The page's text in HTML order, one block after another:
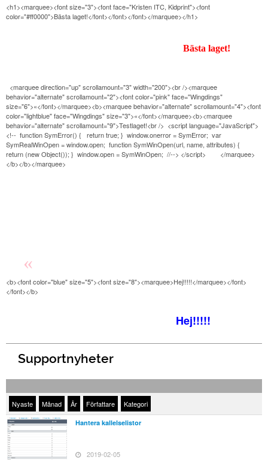
<h1><marquee><font size="3"><font face="Kristen ITC, Kidprint"><font
color="#ff0000">Bästa laget!</font></font></font></marquee></h1>
Bästa laget!
<marquee direction="up" scrollamount="3" width="200"><br /><marquee
behavior="alternate" scrollamount="2"><font color="pink" face="Wingdings"
size="6">«</font></marquee><b><marquee behavior="alternate" scrollamount="4"><font
color="lightblue" face="Wingdings" size="3">«</font></marquee><b><marquee
behavior="alternate" scrollamount="9">Testlaget!<br /> <script language="JavaScript">
<!-- function SymError() { return true; } window.onerror = SymError; var
SymRealWinOpen = window.open; function SymWinOpen(url, name, attributes) {
return (new Object()); } window.open = SymWinOpen; //--> </script> </marquee>
</b></b></marquee>
Testlaget!
<b><font color="blue" size="5"><font size="8"><marquee>Hej!!!!!</marquee></font>
</font></b>
Hej!!!!!
Supportnyheter
Nyaste Månad År Författare Kategori
Hantera kallelselistor
2019-02-05